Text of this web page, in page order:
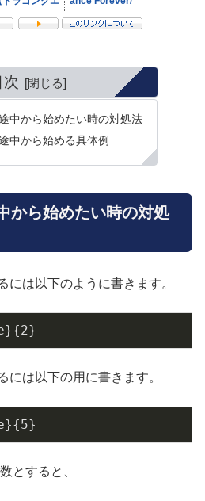
次
中から始めたい時の対処法
中から始める具体例
から始めたい時の対処
には以下のように書きます。
には以下の用に書きます。
とすると、